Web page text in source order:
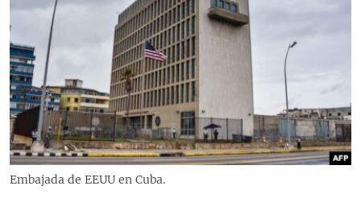
Embajada de EEUU en Cuba.